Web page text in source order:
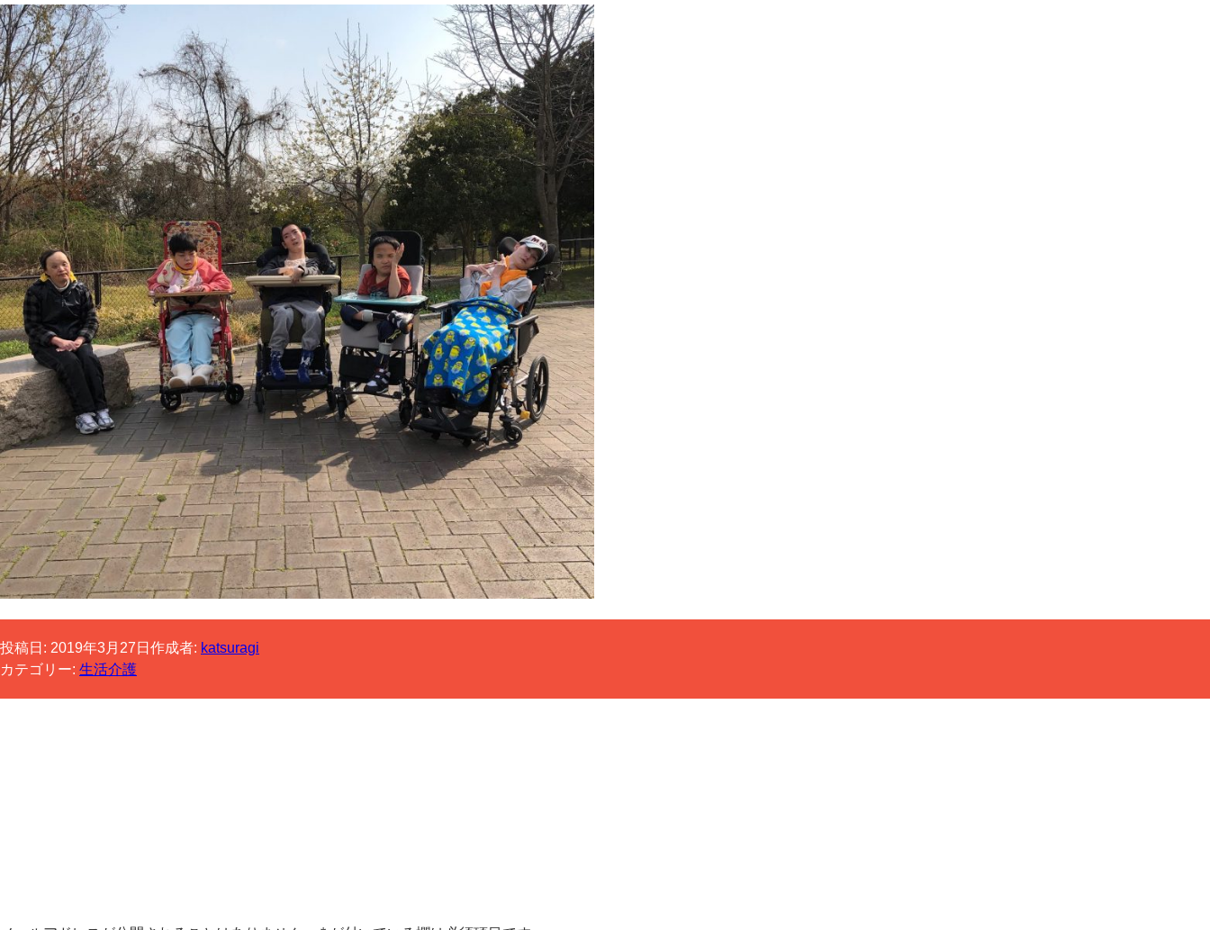
投稿日: 2019年3月27日 作成者: katsuragi
カテゴリー: 生活介護